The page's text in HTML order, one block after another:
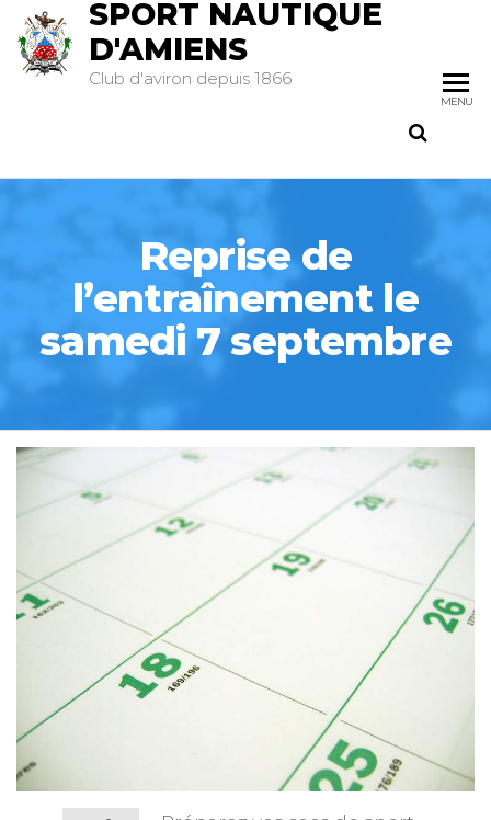
SPORT NAUTIQUE
D'AMIENS
Club d'aviron depuis 1866
MENU
Reprise de
l’entraînement le
samedi 7 septembre